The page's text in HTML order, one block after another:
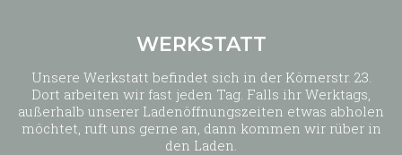
WERKSTATT
Unsere Werkstatt befindet sich in der Körnerstr. 23.
Dort arbeiten wir fast jeden Tag. Falls ihr Werktags,
außerhalb unserer Ladenöffnungszeiten etwas abholen
möchtet, ruft uns gerne an, dann kommen wir rüber in
den Laden.